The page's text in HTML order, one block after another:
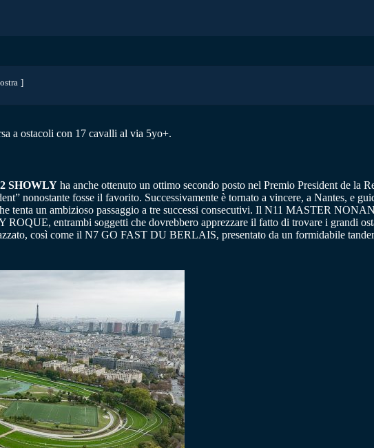
a ostacoli con 17 cavalli al via 5yo+.
SHOWLY ha anche ottenuto un ottimo secondo posto nel Premio President de la
nonostante fosse il favorito. Successivamente è tornato a vincere, a Nantes, e
tenta un ambizioso passaggio a tre successi consecutivi. Il N11 MASTER
ROQUE, entrambi soggetti che dovrebbero apprezzare il fatto di trovare i grandi
così come il N7 GO FAST DU BERLAIS, presentato da un formidabile